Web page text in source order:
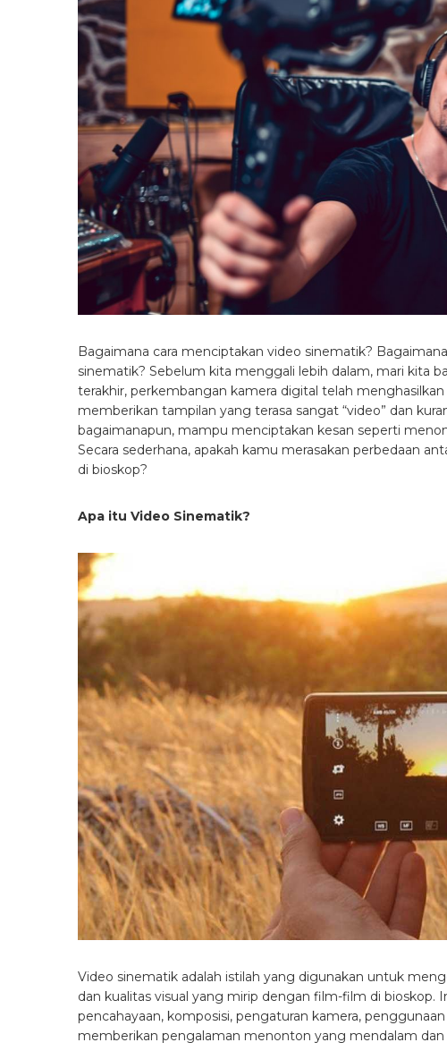
Bagaimana cara menciptakan video sinematik?
sinematik? Sebelum kita menggali lebih dalam, mari kita
terakhir, perkembangan kamera digital telah
memberikan tampilan yang terasa sangat “video” dan
bagaimanapun, mampu menciptakan kesan seperti
Secara sederhana, apakah kamu merasakan perbedaan
di bioskop?
Apa itu Video Sinematik?
Video sinematik adalah istilah yang digunakan untuk
dan kualitas visual yang mirip dengan film-film di bioskop.
pencahayaan, komposisi, pengaturan kamera,
memberikan pengalaman menonton yang mendalam